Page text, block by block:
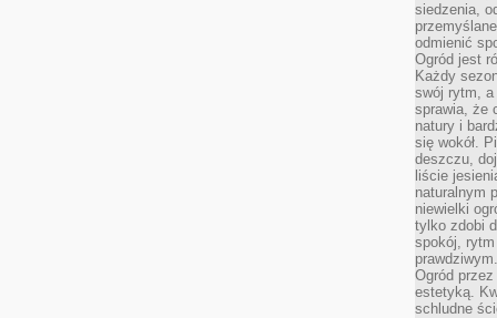
siedzenia,
odmienić
Ogród jest
Każdy
swój rytm, a
sprawia, że
natury i
się wokół.
deszczu,
liście
naturalnym
niewielki
tylko zdobi
spokój,
prawdziwym.
Ogród
estetyką.
schludne